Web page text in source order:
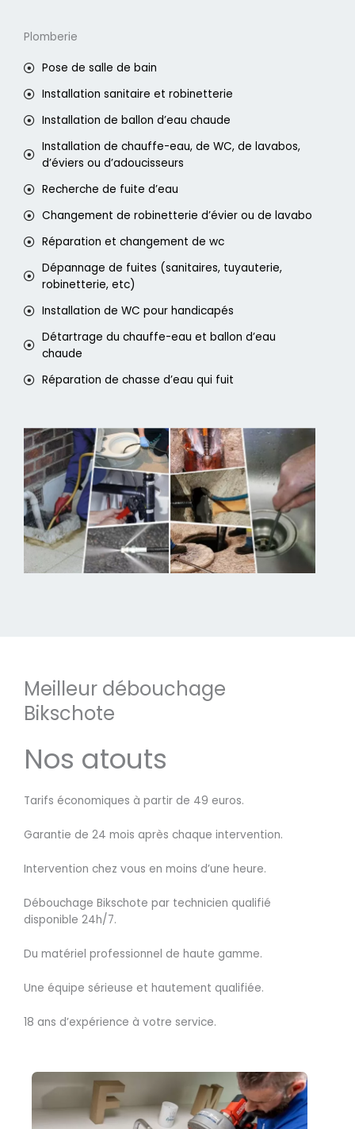
Plomberie
Pose de salle de bain
Installation sanitaire et robinetterie
Installation de ballon d’eau chaude
Installation de chauffe-eau, de WC, de lavabos,
d’éviers ou d’adoucisseurs
Recherche de fuite d’eau
Changement de robinetterie d’évier ou de lavabo
Réparation et changement de wc
Dépannage de fuites (sanitaires, tuyauterie,
robinetterie, etc)
Installation de WC pour handicapés
Détartrage du chauffe-eau et ballon d’eau
chaude
Réparation de chasse d’eau qui fuit
Meilleur débouchage
Bikschote
Nos atouts
Tarifs économiques à partir de 49 euros.
Garantie de 24 mois après chaque intervention.
Intervention chez vous en moins d’une heure.
Débouchage Bikschote par technicien qualifié
disponible 24h/7.
Du matériel professionnel de haute gamme.
Une équipe sérieuse et hautement qualifiée.
18 ans d’expérience à votre service.